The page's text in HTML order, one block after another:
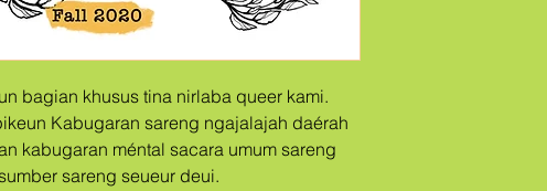
bagian khusus tina nirlaba queer kami.
Kabugaran sareng ngajalajah daérah
kabugaran méntal sacara umum sareng
sareng seueur deui.